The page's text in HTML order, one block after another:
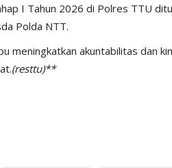
I Tahun 2026 di Polres TTU
Polda NTT.
meningkatkan akuntabilitas dan
(resttu)**